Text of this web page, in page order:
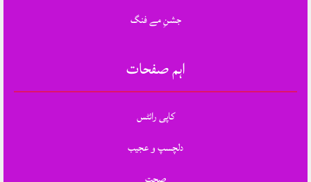
جشنِ مے فنگ
اہم صفحات
کاپی رائٹس
دلچسپ و عجیب